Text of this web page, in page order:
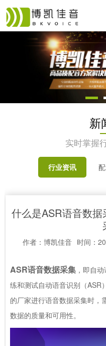
新
实时掌握
行业资讯
什么是ASR语音数
作者：博凯佳音 时间：
ASR语音数据采集，即自动
练和测试自动语音识别（ASR
的厂家进行语音数据采集时，
数据的质量和可用性。